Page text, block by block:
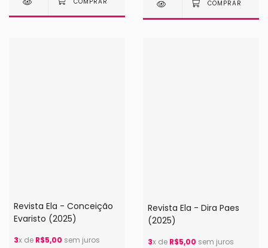
Revista Ela - Conceição
Evaristo (2025)
3x de R$5,00 sem juros
Revista Ela - Dira Paes
(2025)
3x de R$5,00 sem juros